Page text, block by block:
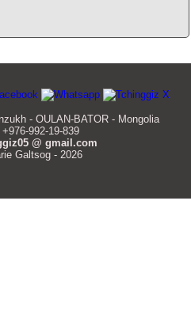
- OULAN-BATOR - Mongolia
992-19-839
@ gmail.com
Galtsog - 2026